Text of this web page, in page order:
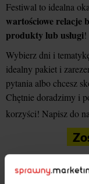
Festiwal to idealna
wartościowe relacje
produkty lub usługi!
Wybierz dni i
idealny pakiet i
pytania albo chcesz
Chętnie doradzimy i
korzyści! Napisz do